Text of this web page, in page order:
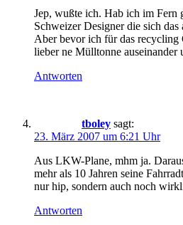
Jep, wußte ich. Hab ich im Fern
Schweizer Designer die sich das
Aber bevor ich für das
lieber ne Mülltonne auseinander
Antworten
tboley sagt:
23. März 2007 um 6:21 Uhr
Aus LKW-Plane, mhm ja.
mehr als 10 Jahren seine
nur hip, sondern auch noch
Antworten